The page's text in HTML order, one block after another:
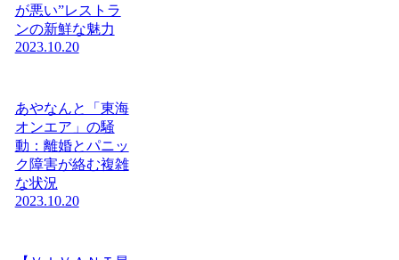
が悪い”レストラ
ンの新鮮な魅力
2023.10.20
あやなんと「東海
オンエア」の騒
動：離婚とパニッ
ク障害が絡む複雑
な状況
2023.10.20